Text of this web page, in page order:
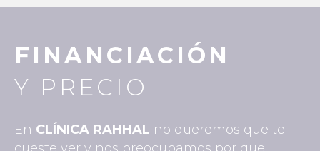
FINANCIACIÓN
Y PRECIO
En CLÍNICA RAHHAL no queremos que te